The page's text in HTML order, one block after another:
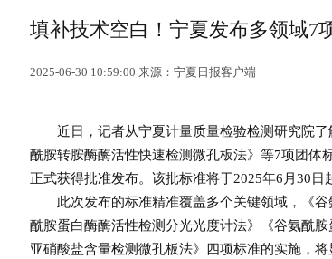
填补技术空白！宁夏发布多领域7
2025-06-30 10:59:00 来源：宁夏日报客户端
近日，记者从宁夏计量质量检验检测研究院了
酰胺转胺酶酶活性快速检测微孔板法》等7项团体
正式获得批准发布。该批标准将于2025年6月30日
此次发布的标准精准覆盖多个关键领域，《谷
酰胺蛋白酶酶活性检测分光光度计法》《谷氨酰
亚硝酸盐含量检测微孔板法》四项标准的实施，